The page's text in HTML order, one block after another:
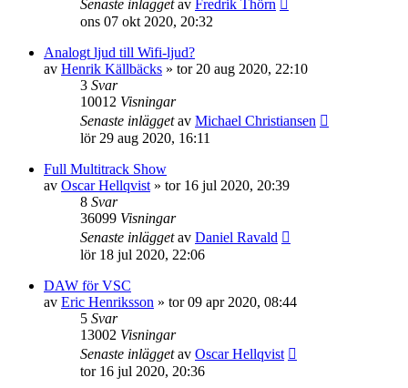
Senaste inläggetav Fredrik Thörn
ons 07 okt 2020, 20:32
Analogt ljud till Wifi-ljud?
av Henrik Källbäcks » tor 20 aug 2020, 22:10
3 Svar
10012 Visningar
Senaste inläggetav Michael Christiansen
lör 29 aug 2020, 16:11
Full Multitrack Show
av Oscar Hellqvist » tor 16 jul 2020, 20:39
8 Svar
36099 Visningar
Senaste inläggetav Daniel Ravald
lör 18 jul 2020, 22:06
DAW för VSC
av Eric Henriksson » tor 09 apr 2020, 08:44
5 Svar
13002 Visningar
Senaste inläggetav Oscar Hellqvist
tor 16 jul 2020, 20:36